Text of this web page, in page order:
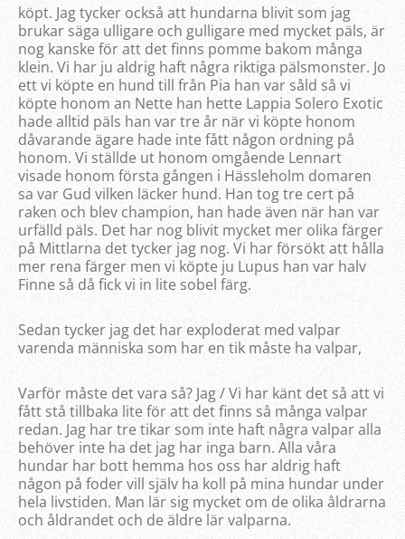
köpt. Jag tycker också att hundarna blivit som jag
brukar säga ulligare och gulligare med mycket päls, är
nog kanske för att det finns pomme bakom många
klein. Vi har ju aldrig haft några riktiga pälsmonster. Jo
ett vi köpte en hund till från Pia han var såld så vi
köpte honom an Nette han hette Lappia Solero Exotic
hade alltid päls han var tre år när vi köpte honom
dåvarande ägare hade inte fått någon ordning på
honom. Vi ställde ut honom omgående Lennart
visade honom första gången i Hässleholm domaren
sa var Gud vilken läcker hund. Han tog tre cert på
raken och blev champion, han hade även när han var
urfälld päls. Det har nog blivit mycket mer olika färger
på Mittlarna det tycker jag nog. Vi har försökt att hålla
mer rena färger men vi köpte ju Lupus han var halv
Finne så då fick vi in lite sobel färg.
Sedan tycker jag det har exploderat med valpar
varenda människa som har en tik måste ha valpar,
Varför måste det vara så? Jag / Vi har känt det så att vi
fått stå tillbaka lite för att det finns så många valpar
redan. Jag har tre tikar som inte haft några valpar alla
behöver inte ha det jag har inga barn. Alla våra
hundar har bott hemma hos oss har aldrig haft
någon på foder vill själv ha koll på mina hundar under
hela livstiden. Man lär sig mycket om de olika åldrarna
och åldrandet och de äldre lär valparna.